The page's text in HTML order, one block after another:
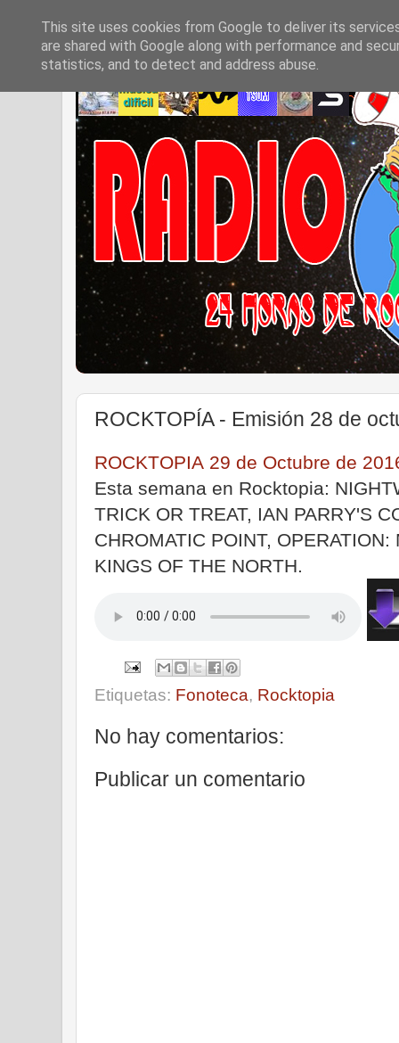
ROCKTOPÍA - Emisión 28 de
ROCKTOPIA 29 de Octubre de
Esta semana en Rocktopia:
TRICK OR TREAT, IAN PARRY'S
CHROMATIC POINT,
KINGS OF THE NORTH.
Etiquetas: Fonoteca, Rocktopia
No hay comentarios:
Publicar un comentario
This site uses cookies from Google to deliver its
are shared with Google along with performance and
statistics, and to detect and address abuse.